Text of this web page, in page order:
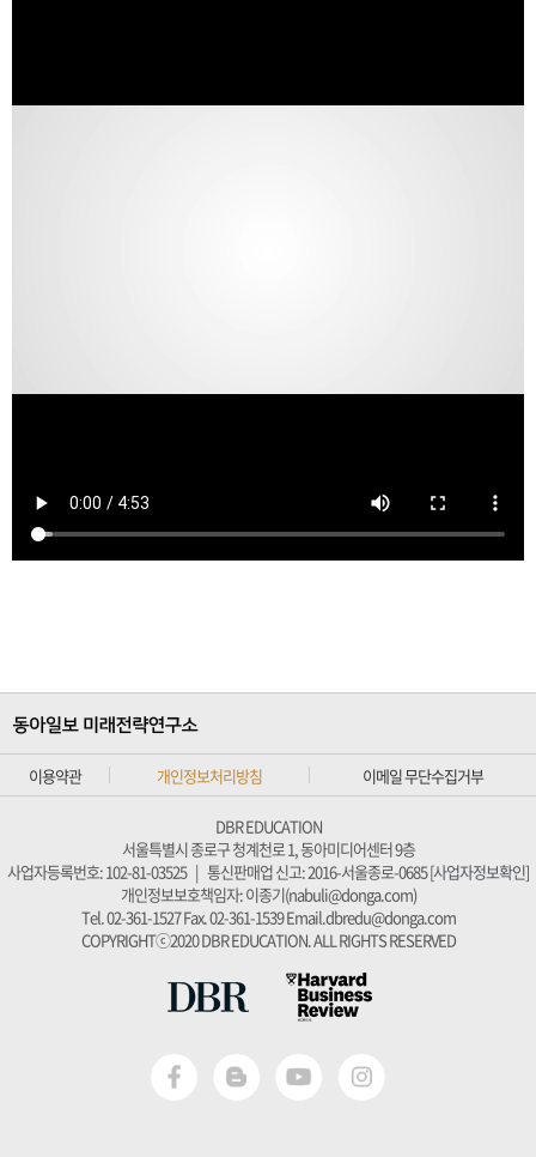
이용약관 개인정보처리방침 이메일 무단수집거부
DBR EDUCATION
서울특별시 종로구 청계천로 1, 동아미디어센터 9층
사업자등록번호: 102-81-03525 | 통신판매업 신고: 2016-서울종로-0685 [사업자정보확인]
개인정보보호책임자: 이종기(nabuli@donga.com)
Tel. 02-361-1527Fax. 02-361-1539Email.dbredu@donga.com
COPYRIGHTⓒ2020 DBR EDUCATION. ALL RIGHTS RESERVED